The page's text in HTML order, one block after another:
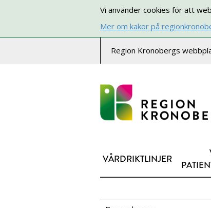
Vi använder cookies för att
Mer om kakor på
Region Kronobergs
VÅRDRIKTLINJER